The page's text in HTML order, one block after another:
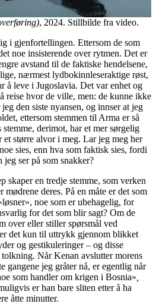
, 2024. Stillbilde fra video.
i gjenfortellingen. Ettersom de som
noe insisterende over rytmen. Det er
avstand til de faktiske hendelsene,
nærmest lydbokinnleseraktige røst,
å leve i Jugoslavia. Det var enhet og
reise hvor de ville, men: de kunne ikke
den siste nyansen, og innser at jeg
ettersom stemmen til Arma er så
derimot, har et mer sørgelig
et større alvor i meg. Lar jeg meg her
noe sies, enn hva som faktisk sies, fordi
ser på som snakker?
skaper en tredje stemme, som verken
deres. På en måte er det som
noe som er ubehagelig, for
for det som blir sagt? Om de
over eller stiller spørsmål ved
det kun til uttrykk gjennom blikket
og gestikuleringer – og disse
Når Kenan avslutter morens
gangene jeg gråter nå, er egentlig når
som handler om krigen i Bosnia»
er han bare sliten etter å ha
åtte minutter.